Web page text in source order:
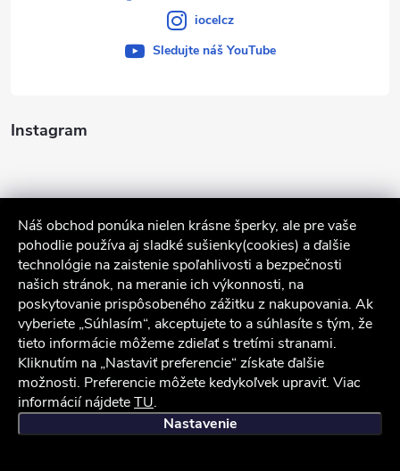
Náš obchod ponúka nielen krásne šperky, ale pre vaše
pohodlie používa aj sladké sušienky(cookies) a ďalšie
technológie na zaistenie spoľahlivosti a bezpečnosti
našich stránok, na meranie ich výkonnosti, na
poskytovanie prispôsobeného zážitku z nakupovania. Ak
vyberiete „Súhlasím“, akceptujete to a súhlasíte s tým, že
tieto informácie môžeme zdieľať s tretími stranami.
Kliknutím na „Nastaviť preferencie“ získate ďalšie
možnosti. Preferencie môžete kedykoľvek upraviť. Viac
informácií nájdeteTU.
Nastavenie
Instagram
Sledovať na Instagrame
Služby zákazníkom
iocelcz
Sledujte náš YouTube
iocel.sk Obchodné podmienky Ochrana osobných údajov